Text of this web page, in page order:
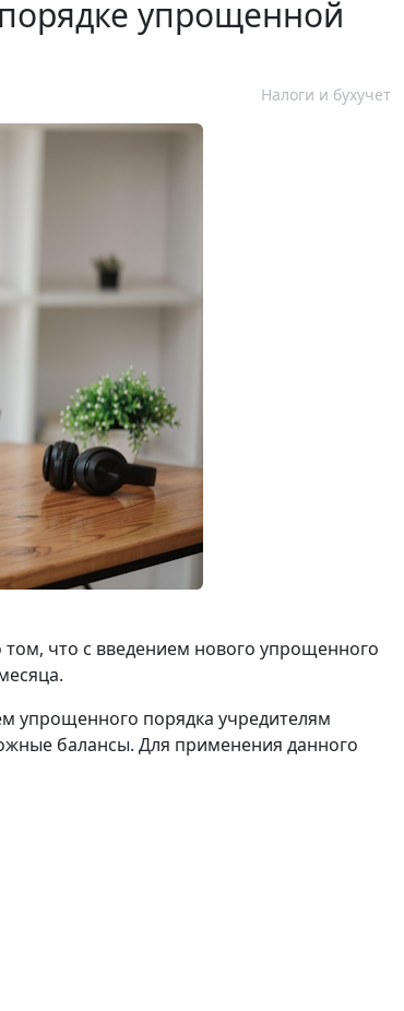
упрощенной
Налоги и бухучет
что с введением нового упрощенного
упрощенного порядка учредителям
балансы. Для применения данного